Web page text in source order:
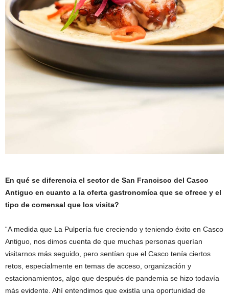
En qué se diferencia el sector de San Francisco del Casco
Antiguo en cuanto a la oferta gastronomíca que se ofrece y el
tipo de comensal que los visita?
“A medida que La Pulpería fue creciendo y teniendo éxito en Casco
Antiguo, nos dimos cuenta de que muchas personas querían
visitarnos más seguido, pero sentían que el Casco tenía ciertos
retos, especialmente en temas de acceso, organización y
estacionamientos, algo que después de pandemia se hizo todavía
más evidente. Ahí entendimos que existía una oportunidad de